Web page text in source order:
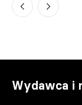
piętrze
Gdańsk.
prezent
Wydawca i